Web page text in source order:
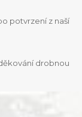
potvrzení z naší
drobnou